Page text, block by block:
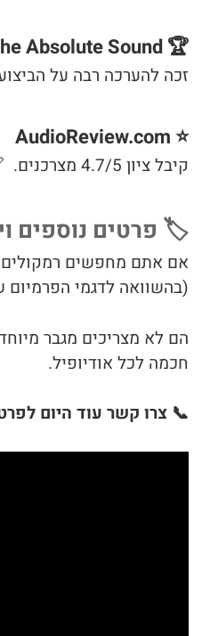
🏆 The Absolute Sound
זכה להערכה רבה על
⭐ AudioReview.com
קיבל ציון 4.7/5 מצרכנים. 🔗
🏷️ פרטים נוספים
(בהשוואה לדגמי
הם לא מצריכים מגבר
חכמה לכל אודיופיל.
📞 צרו קשר עוד היום